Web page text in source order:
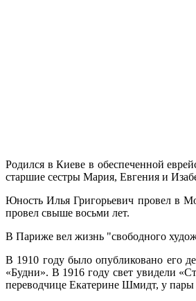
Родился в Киеве в обеспеченной
старшие сестры Мария, Евгения и
Юность Илья Григорьевич провел в
провел свыше восьми лет.
В Париже вел жизнь "свободного
В 1910 году было опубликовано его
«Будни». В 1916 году свет увидели
переводчице Екатерине Шмидт, у